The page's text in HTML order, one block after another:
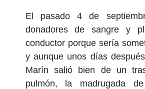
El pasado 4 de
donadores de sangre y
conductor porque sería
y aunque unos días
Marín salió bien de un
pulmón, la madrugada